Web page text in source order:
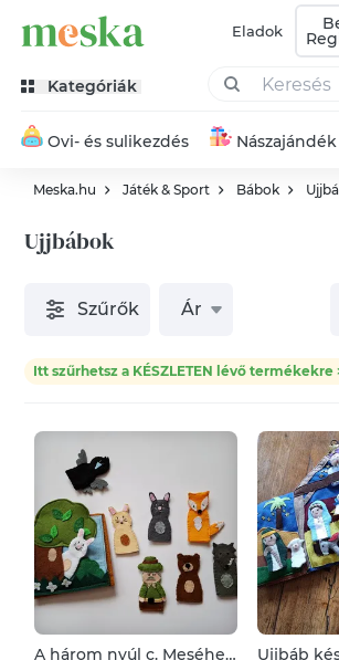
Eladok
Kategóriák
Ovi- és sulikezdés Nászajándék
Meska.hu Játék & Sport Bábok
Ujjbábok
Szűrők Ár
Itt szűrhetsz a KÉSZLETEN lévő termékekre
A három nyúl c. Meséhez
Ujjbáb